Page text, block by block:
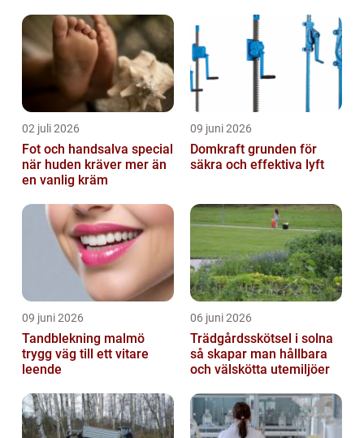
02 juli 2026
Fot och handsalva special
när huden kräver mer än
en vanlig kräm
09 juni 2026
Domkraft grunden för
säkra och effektiva lyft
09 juni 2026
Tandblekning malmö
trygg väg till ett vitare
leende
06 juni 2026
Trädgårdsskötsel i solna
så skapar man hållbara
och välskötta utemiljöer